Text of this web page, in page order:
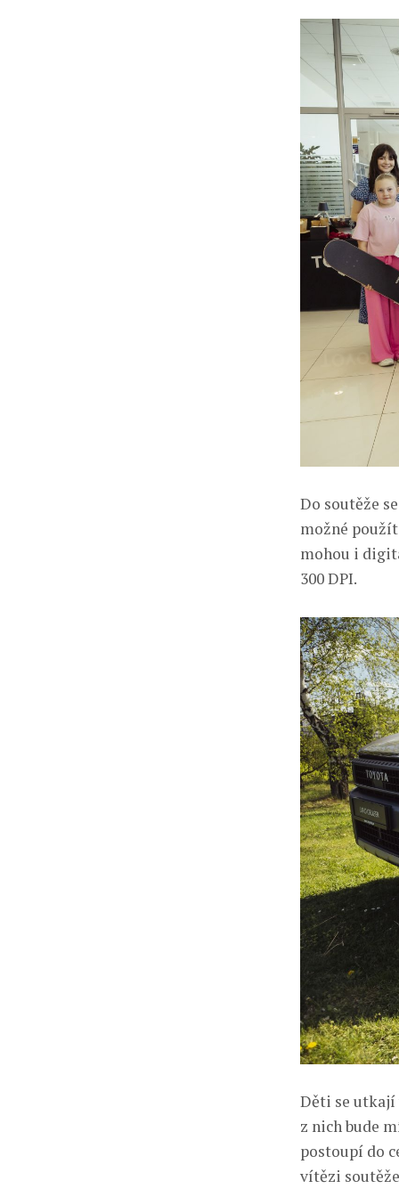
Do soutěže
možné
mohou i
300 DPI.
Děti se utkají
z nich bude
postoupí do
vítězi